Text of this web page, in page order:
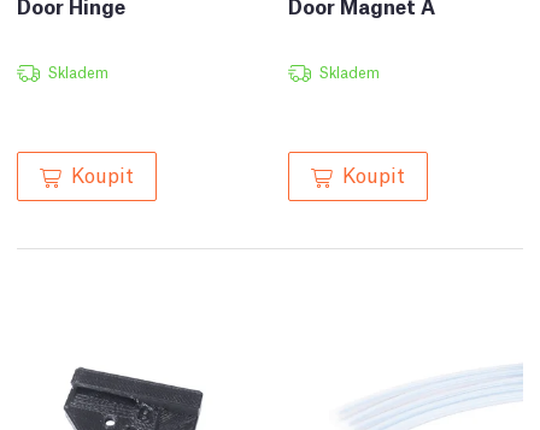
Skladem
Koupit
Skladem
Koupit